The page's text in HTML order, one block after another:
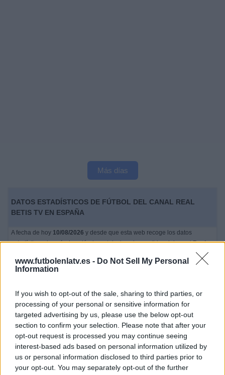
www.futbolenlatv.es - Do Not Sell My Personal
Information
If you wish to opt-out of the sale, sharing to third parties, or
processing of your personal or sensitive information for
targeted advertising by us, please use the below opt-out
section to confirm your selection. Please note that after your
opt-out request is processed you may continue seeing
interest-based ads based on personal information utilized by
us or personal information disclosed to third parties prior to
your opt-out. You may separately opt-out of the further
Más días
DATOS ESTADÍSTICOS DE FÚTBOL DEL CANAL REAL
BETIS TV EN ESPAÑA
A fecha de hoy 10/08/2026 y desde que esta web recoge los datos
estadísticos de cuándo y dónde se televisan los partidos del canalReal
, podemos dar los siguientes
datos:
680
PARTIDOS TELEVISADOS
35
COMPETICIONES TELEVISADAS
278